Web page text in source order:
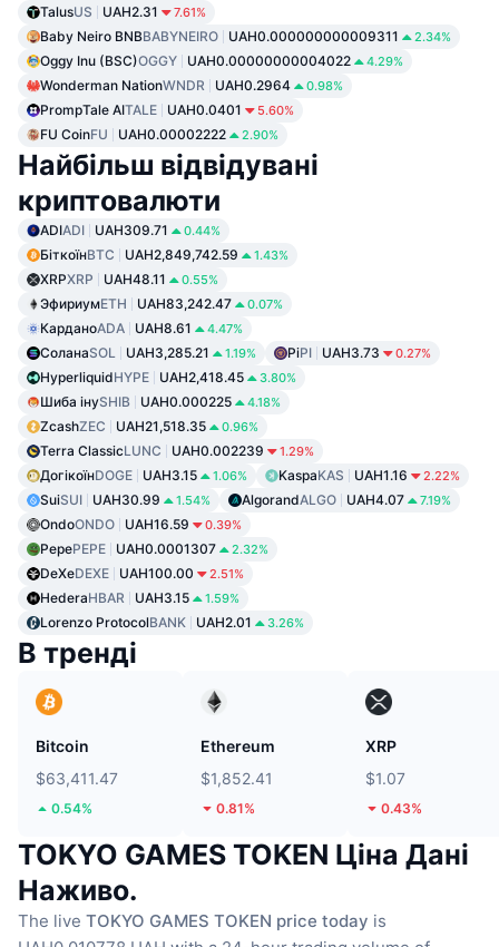
TalusUS UAH2.31 7.61%
Baby Neiro BNBBABYNEIRO UAH0.000000000009311 2.34%
Oggy Inu (BSC)OGGY UAH0.00000000004022 4.29%
Wonderman NationWNDR UAH0.2964 0.98%
PrompTale AITALE UAH0.0401 5.60%
FU CoinFU UAH0.00002222 2.90%
Найбільш відвідувані
криптовалюти
ADIADI UAH309.71 0.44%
БіткоїнBTC UAH2,849,742.59 1.43%
XRPXRP UAH48.11 0.55%
ЭфириумETH UAH83,242.47 0.07%
КарданоADA UAH8.61 4.47%
СоланаSOL UAH3,285.21 1.19% PiPI UAH3.73 0.27%
HyperliquidHYPE UAH2,418.45 3.80%
Шиба інуSHIB UAH0.000225 4.18%
ZcashZEC UAH21,518.35 0.96%
Terra ClassicLUNC UAH0.002239 1.29%
ДогікоїнDOGE UAH3.15 1.06% KaspaKAS UAH1.16 2.22%
SuiSUI UAH30.99 1.54% AlgorandALGO UAH4.07 7.19%
OndoONDO UAH16.59 0.39%
PepePEPE UAH0.0001307 2.32%
DeXeDEXE UAH100.00 2.51%
HederaHBAR UAH3.15 1.59%
Lorenzo ProtocolBANK UAH2.01 3.26%
В тренді
Bitcoin
$63,411.47
0.54%
Ethereum
$1,852.41
0.81%
XRP
$1.07
0.43%
TOKYO GAMES TOKEN Ціна Дані
Наживо.
The live TOKYO GAMES TOKEN price today is